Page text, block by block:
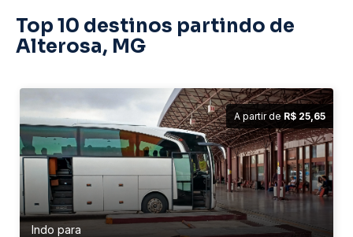
Top 10 destinos partindo de
Alterosa, MG
A partir de R$ 25,65
Indo para